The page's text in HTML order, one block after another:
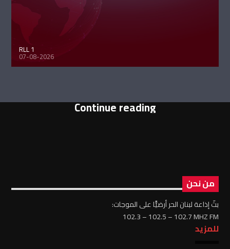
RLL 1
07-08-2026
Continue reading
من نحن
بثّ إذاعة لبنان الحر أرضيًّا على الموجات:
102.3 – 102.5 – 102.7 MHZ FM
للمزيد